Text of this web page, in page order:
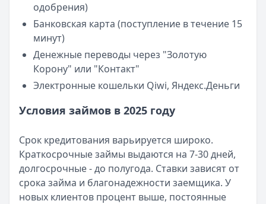
одобрения)
Банковская карта (поступление в течение 15
минут)
Денежные переводы через "Золотую
Корону" или "Контакт"
Электронные кошельки Qiwi, Яндекс.Деньги
Условия займов в 2025 году
Срок кредитования варьируется широко.
Краткосрочные займы выдаются на 7-30 дней,
долгосрочные - до полугода. Ставки зависят от
срока займа и благонадежности заемщика. У
новых клиентов процент выше, постоянные